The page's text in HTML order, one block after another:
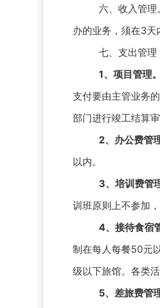
六、收入管
办的业务，须在3天
七、支出管理
1、项目管理。
支付要由主管业务
部门进行竣工结算
2、办公费管理
以内。
3、培训费管
训班原则上不参加
4、接待食宿
制在每人每餐50元
级以下旅馆。各类
5、差旅费管理